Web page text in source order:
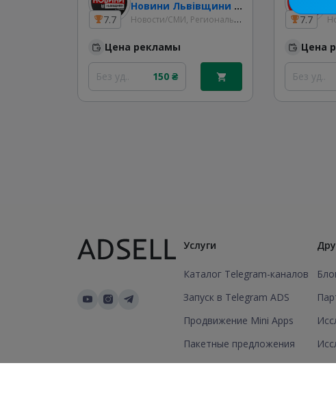
7.7
Новини Львівщини та України
Новости/СМИ, Региональные
Цена рекламы
Без уд.. 150 ₴
7.7
Цена
Без уд..
Услуги
Каталог Telegram-каналов
Запуск в Telegram ADS
Продвижение Mini Apps
Пакетные предложения
Добавить канал/группу